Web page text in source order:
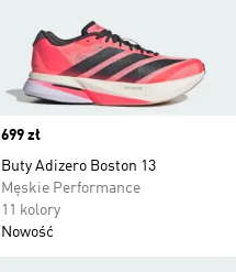
Price
699 zł
Buty Adizero Boston 13
Męskie Performance
11 kolory
Nowość